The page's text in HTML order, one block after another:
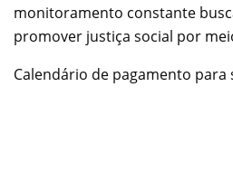
monitoramento constante
promover justiça social por
Calendário de pagamento para